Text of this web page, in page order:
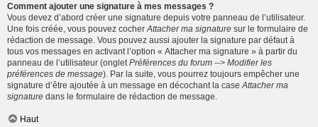
Comment ajouter une signature à mes messages ?
Vous devez d’abord créer une signature depuis votre panneau de l’utilisateur.
Une fois créée, vous pouvez cocher Attacher ma signature sur le formulaire de
rédaction de message. Vous pouvez aussi ajouter la signature par défaut à
tous vos messages en activant l’option « Attacher ma signature » à partir du
panneau de l’utilisateur (onglet Préférences du forum --> Modifier les
préférences de message). Par la suite, vous pourrez toujours empêcher une
signature d’être ajoutée à un message en décochant la case Attacher ma
signature dans le formulaire de rédaction de message.
Haut